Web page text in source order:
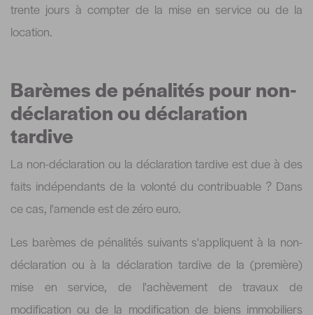
trente jours à compter de la mise en service ou de la
location.
Barèmes de pénalités pour non-
déclaration ou déclaration
tardive
La non-déclaration ou la déclaration tardive est due à des
faits indépendants de la volonté du contribuable ? Dans
ce cas, l'amende est de zéro euro.
Les barèmes de pénalités suivants s'appliquent à la non-
déclaration ou à la déclaration tardive de la (première)
mise en service, de l'achèvement de travaux de
modification ou de la modification de biens immobiliers